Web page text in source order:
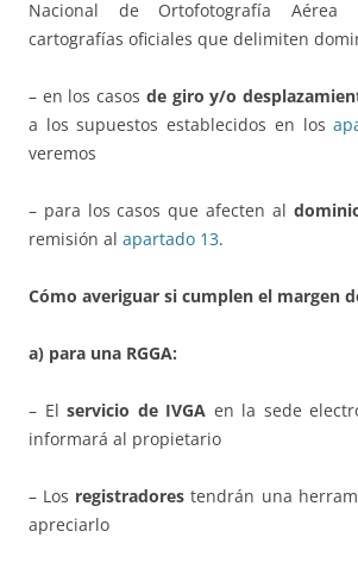
Nacional de Ortofotografía Aérea
cartografías oficiales que delimiten
– en los casos de giro y/o
a los supuestos establecidos en los
veremos
– para los casos que afecten al
remisión al apartado 13.
Cómo averiguar si cumplen el margen
a) para una RGGA:
– El servicio de IVGA en la sede
informará al propietario
– Los registradores tendrán una
apreciarlo